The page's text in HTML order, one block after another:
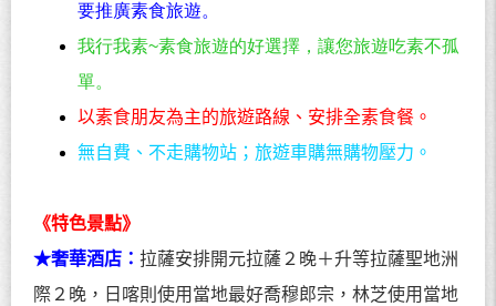
要推廣素食旅遊。
我行我素~素食旅遊的好選擇， 讓您旅遊吃素不孤
單。
以素食朋友為主的旅遊路線、安排全素食餐。
無自費、不走購物站；旅遊車購無購物壓力。
《特色景點》
★奢華酒店： 拉薩安排開元拉薩２晚＋升等拉薩聖地洲
際２晚，日喀則使用當地最好喬穆郎宗，林芝使用當地